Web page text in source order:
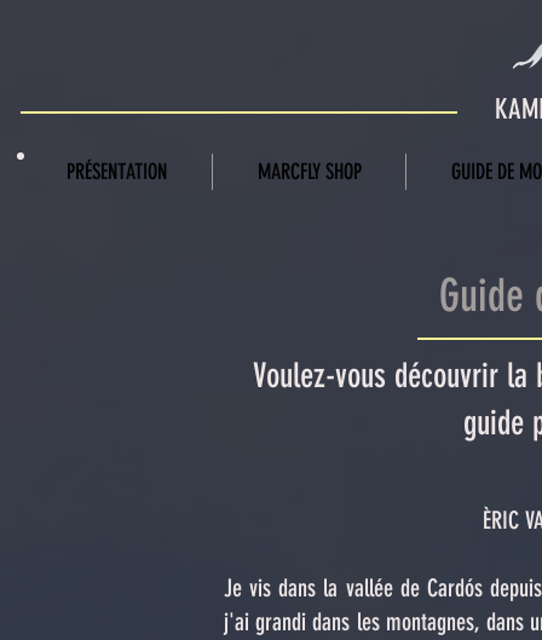
PRÉSENTATION MARCFLY SHOP GUIDE DE
Guide
Voulez-vous découvrir la
guide
ÈRIC
Je vis dans la vallée de Cardós
j'ai grandi dans les montagnes, dans